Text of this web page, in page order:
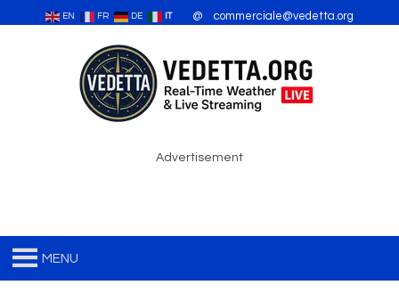
al
EN FR DE IT @ commerciale@vedetta.org
Advertisement
MENU